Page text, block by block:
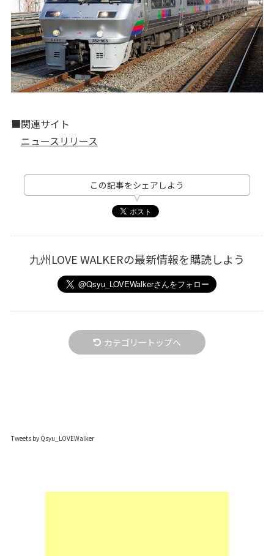
■関連サイト
ニュースリリース
この記事をシェアしよう
九州LOVE WALKERの最新情報を購読しよう
カテゴリートップへ
Tweets by Qsyu_LOVEWalker